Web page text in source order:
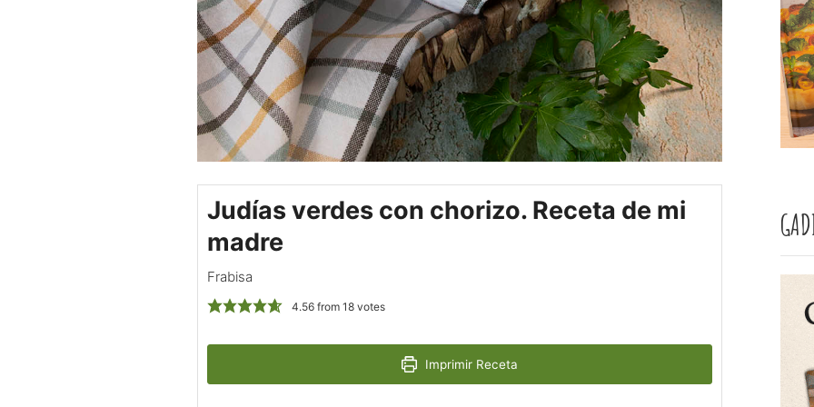
Judías verdes con chorizo. Receta de mi
madre
Frabisa
4.56from 18votes
Imprimir Receta